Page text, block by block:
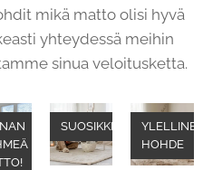
mikä matto olisi hyvä
yhteydessä meihin
sinua veloitusketta.
SUOSIKKI
HOHDE